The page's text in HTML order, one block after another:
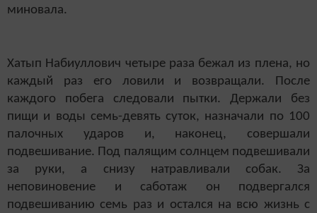
миновала.
Хатып Набиуллович четыре раза бежал из плена, но
каждый раз его ловили и возвращали. После
каждого побега следовали пытки. Держали без
пищи и воды семь-девять суток, назначали по 100
палочных ударов и, наконец, совершали
подвешивание. Под палящим солнцем подвешивали
за руки, а снизу натравливали собак. За
неповиновение и саботаж он подвергался
подвешиванию семь раз и остался на всю жизнь с